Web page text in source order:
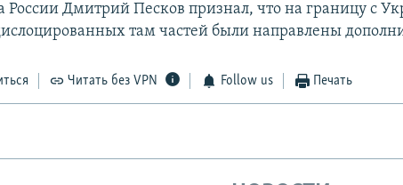
России Дмитрий Песков признал, что на границу с
там частей были направлены
Читать без VPN Follow us Печать